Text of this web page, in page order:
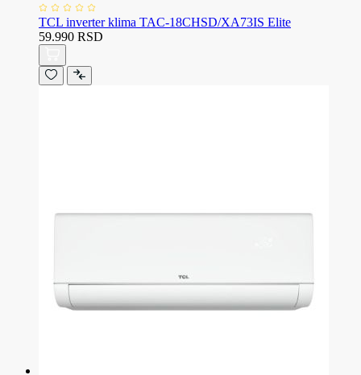
TCL inverter klima TAC-18CHSD/XA73IS Elite
59.990 RSD